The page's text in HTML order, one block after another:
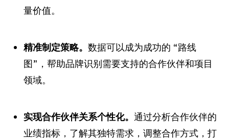
量价值。
精准制定策略。 数据可以成为成功的 “路线
图”，帮助品牌识别需要支持的合作伙伴和项目
领域。
实现合作伙伴关系个性化。 通过分析合作伙伴的
业绩指标，了解其独特需求，调整合作方式，打